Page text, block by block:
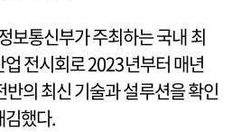
보통신부가 주최하는 국내 최
전시회로 2023년부터 매년
의 최신 기술과 설루션을 확인
김했다.